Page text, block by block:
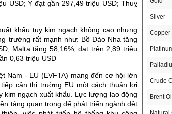
USD; Ý đạt gần 297,49 triệu USD; Thuỵ
khẩu tuy kim ngạch không cao nhưng
trưởng rất mạnh như: Bồ Đào Nha tăng
Malta tăng 58,16%, đạt trên 2,89 triệu
0,63 triệu USD
Nam - EU (EVFTA) mang đến cơ hội lớn
cận thị trường EU một cách thuận lợi
kim ngạch xuất khẩu. Lực lượng lao động
tảng quan trọng để phát triển ngành dệt
Silver
Copper
Crude
Brent